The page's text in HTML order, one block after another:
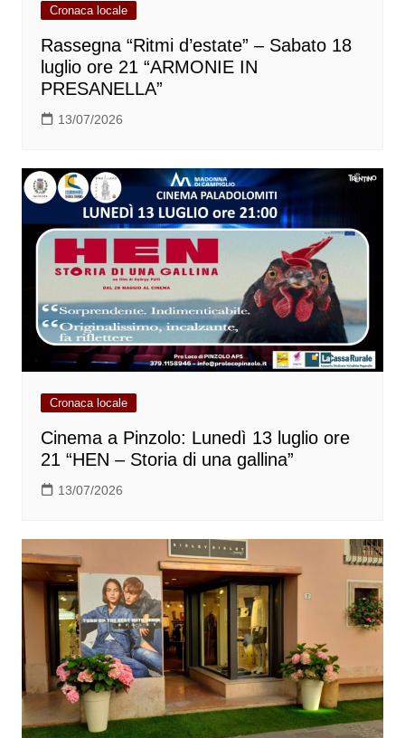
Cronaca locale
Rassegna “Ritmi d’estate” – Sabato 18
luglio ore 21 “ARMONIE IN
PRESANELLA”
13/07/2026
Cronaca locale
Cinema a Pinzolo: Lunedì 13 luglio ore
21 “HEN – Storia di una gallina”
13/07/2026